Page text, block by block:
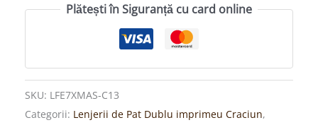
Plătești în Siguranță cu card online
SKU: LFE7XMAS-C13
Categorii: Lenjerii de Pat Dublu imprimeu Craciun,